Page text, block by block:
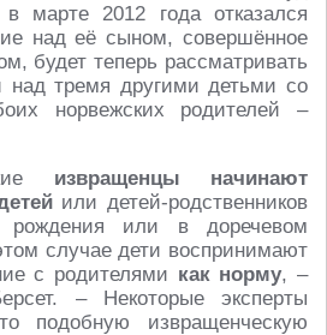
марте 2012 года отказался
над её сыном, совершённое
будет теперь рассматривать
над тремя другими детьми со
норвежских родителей –
извращенцы начинают
или детей-родственников
или в доречевом
случае дети воспринимают
с родителями как норму, –
– Некоторые эксперты
подобную извращенческую